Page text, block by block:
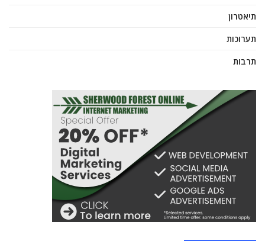
תיאטרון
תערוכות
תרבות